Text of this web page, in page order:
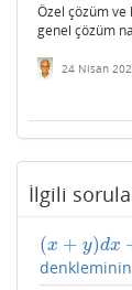
Özel çözüm
genel çözüm
24 Nisan
İlgili
(x + y)dx
(x+ y)d x+(x2 +